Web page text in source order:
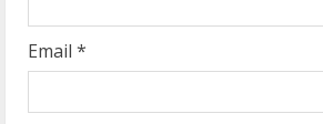
Email *